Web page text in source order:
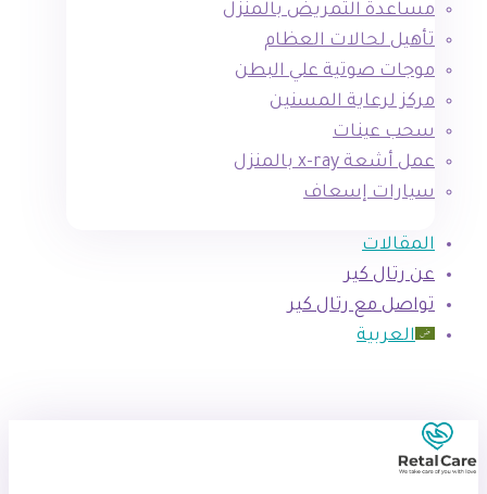
مساعدة التمريض بالمنزل
تأهيل لحالات العظام
موجات صوتية علي البطن
مركز لرعاية المسنين
سحب عينات
عمل أشعة x-ray بالمنزل
سيارات إسعاف
المقالات
عن رتال كير
تواصل مع رتال كير
العربية